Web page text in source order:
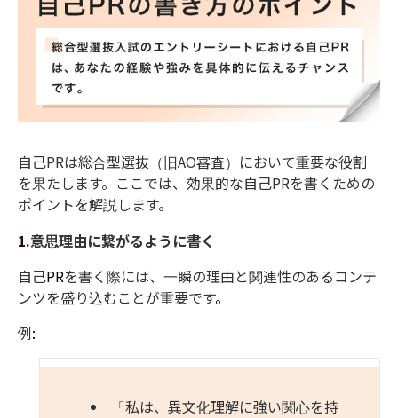
自己PRは総合型選抜（旧AO審査）において重要な役割
を果たします。 ここでは、効果的な自己PRを書くための
ポイントを解説します。
1.意思理由に繋がるように書く
自己PRを書く際には、一瞬の理由と関連性のあるコンテ
ンツを盛り込むことが重要です。
例:
「私は、異文化理解に強い関心を持